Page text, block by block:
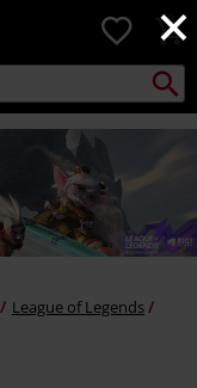
×
0
Sök
League of Legends